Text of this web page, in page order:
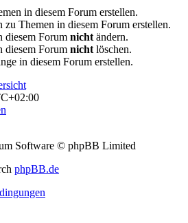
in diesem Forum erstellen.
zu Themen in diesem Forum erstellen.
diesem Forum nicht ändern.
diesem Forum nicht löschen.
in diesem Forum erstellen.
Software © phpBB Limited
phpBB.de